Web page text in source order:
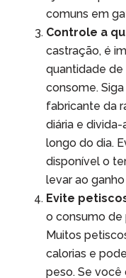
comuns em
Controle a
castração, é
quantidade
consome.
fabricante da
diária e
longo do dia.
disponível o
levar ao
Evite
o consumo de
Muitos
calorias e
peso. Se